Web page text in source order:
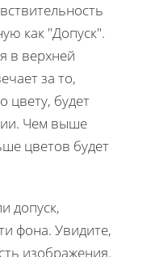
как "Допуск".
в верхней
за то,
цвету, будет
Чем выше
цветов будет
допуск,
фона. Увидите,
изображения.